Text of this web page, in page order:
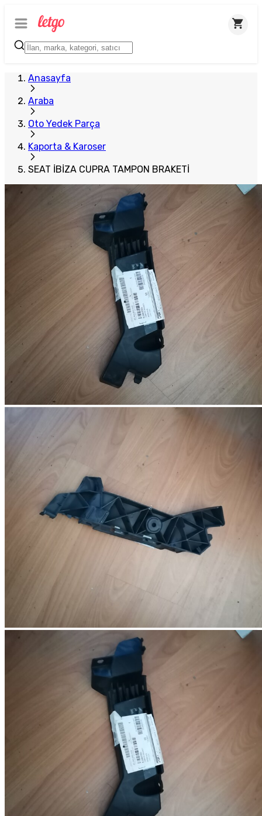
Anasayfa
Araba
Oto Yedek Parça
Kaporta & Karoser
SEAT İBİZA CUPRA TAMPON BRAKETİ